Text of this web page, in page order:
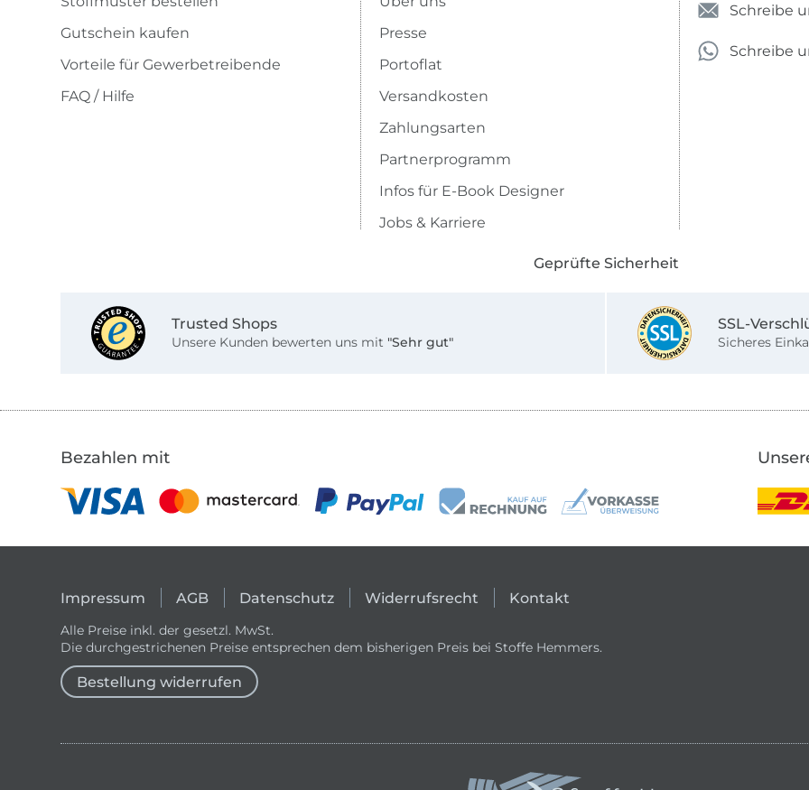
Gutschein kaufen
Vorteile für Gewerbetreibende
FAQ / Hilfe
Presse
Portoflat
Versandkosten
Zahlungsarten
Partnerprogramm
Infos für E-Book Designer
Jobs & Karriere
Schreibe
Schreibe
Geprüfte Sicherheit
Trusted Shops
Unsere Kunden bewerten uns mit "Sehr gut"
SSL-
Sicheres
Bezahlen mit
Impressum AGB Datenschutz Widerrufsrecht Kontakt
Alle Preise inkl. der gesetzl. MwSt.
Die durchgestrichenen Preise entsprechen dem bisherigen Preis bei Stoffe Hemmers.
Bestellung widerrufen